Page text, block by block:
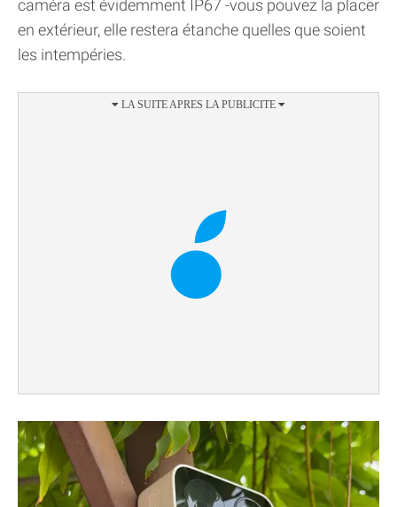
caméra est évidemment IP67 -vous pouvez la placer
en extérieur, elle restera étanche quelles que soient
les intempéries.